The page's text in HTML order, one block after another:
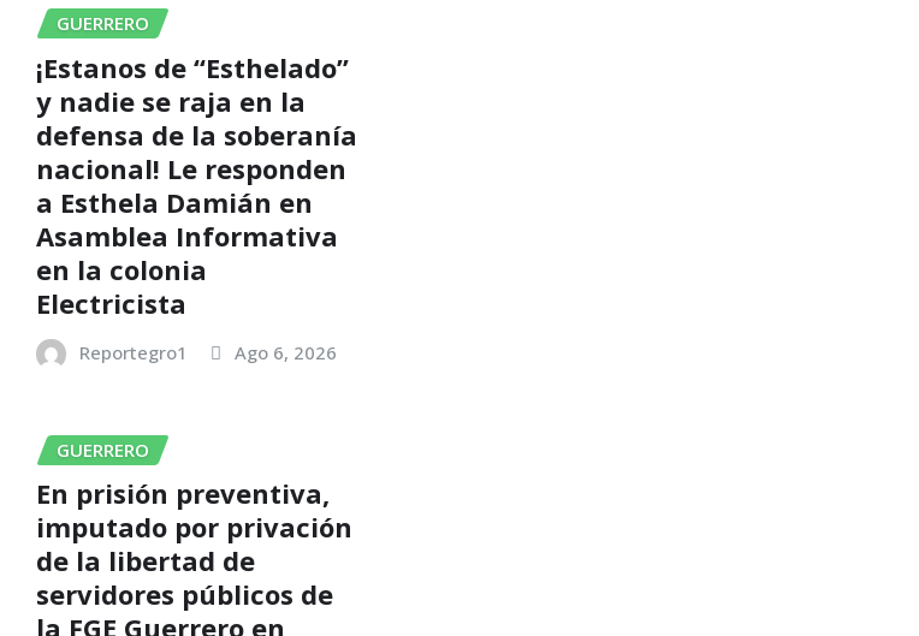
GUERRERO
¡Estanos de “Esthelado”
y nadie se raja en la
defensa de la soberanía
nacional! Le responden
a Esthela Damián en
Asamblea Informativa
en la colonia
Electricista
Reportegro1 Ago 6, 2026
GUERRERO
En prisión preventiva,
imputado por privación
de la libertad de
servidores públicos de
la FGE Guerrero en